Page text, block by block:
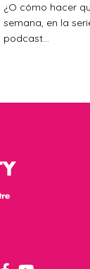
¿O cómo hacer
semana, en la
podcast...